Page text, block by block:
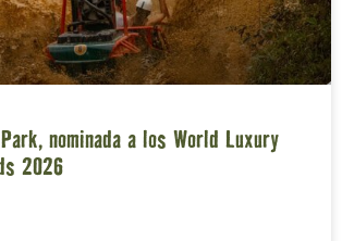
nominada a los World Luxury
2026